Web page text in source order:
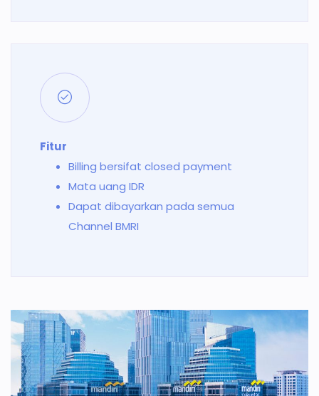
Fitur
Billing bersifat closed payment
Mata uang IDR
Dapat dibayarkan pada semua
Channel BMRI